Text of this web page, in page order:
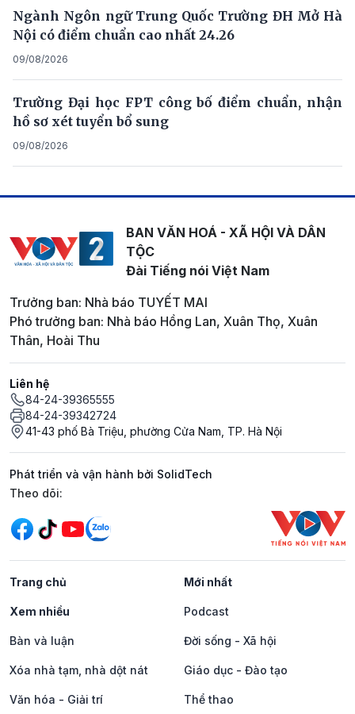
Ngành Ngôn ngữ Trung Quốc Trường ĐH Mở Hà
Nội có điểm chuẩn cao nhất 24.26
09/08/2026
Trường Đại học FPT công bố điểm chuẩn, nhận
hồ sơ xét tuyển bổ sung
09/08/2026
BAN VĂN HOÁ - XÃ HỘI VÀ DÂN
TỘC
Đài Tiếng nói Việt Nam
Trưởng ban: Nhà báo TUYẾT MAI
Phó trưởng ban: Nhà báo Hồng Lan, Xuân Thọ, Xuân
Thân, Hoài Thu
Liên hệ
84-24-39365555
84-24-39342724
41-43 phố Bà Triệu, phường Cửa Nam, TP. Hà Nội
Phát triển và vận hành bởi SolidTech
Mạng xã hội
Theo dõi:
Trang chủ Mới nhất
Xem nhiều Podcast
Bàn và luận Đời sống - Xã hội
Xóa nhà tạm, nhà dột nát Giáo dục - Đào tạo
Văn hóa - Giải trí Thể thao